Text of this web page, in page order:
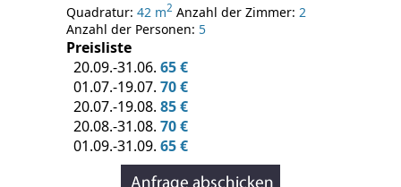
Quadratur: 42 m2 Anzahl der Zimmer: 2
Anzahl der Personen: 5
Preisliste
20.09.-31.06. 65 €
01.07.-19.07. 70 €
20.07.-19.08. 85 €
20.08.-31.08. 70 €
01.09.-31.09. 65 €